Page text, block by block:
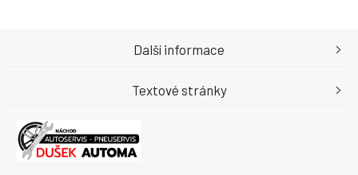
Další informace
Textové stránky